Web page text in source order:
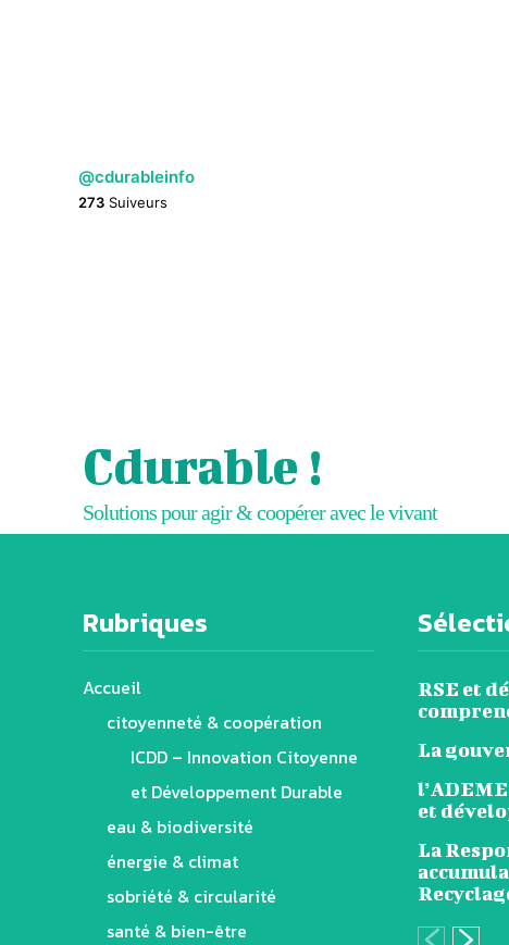
@cdurableinfo
273 Suiveurs
Cdurable !
Solutions pour agir & coopérer avec le vivant
Rubriques
Accueil
citoyenneté & coopération
ICDD – Innovation Citoyenne
et Développement Durable
eau & biodiversité
énergie & climat
sobriété & circularité
santé & bien-être
RSE et
La
et
La